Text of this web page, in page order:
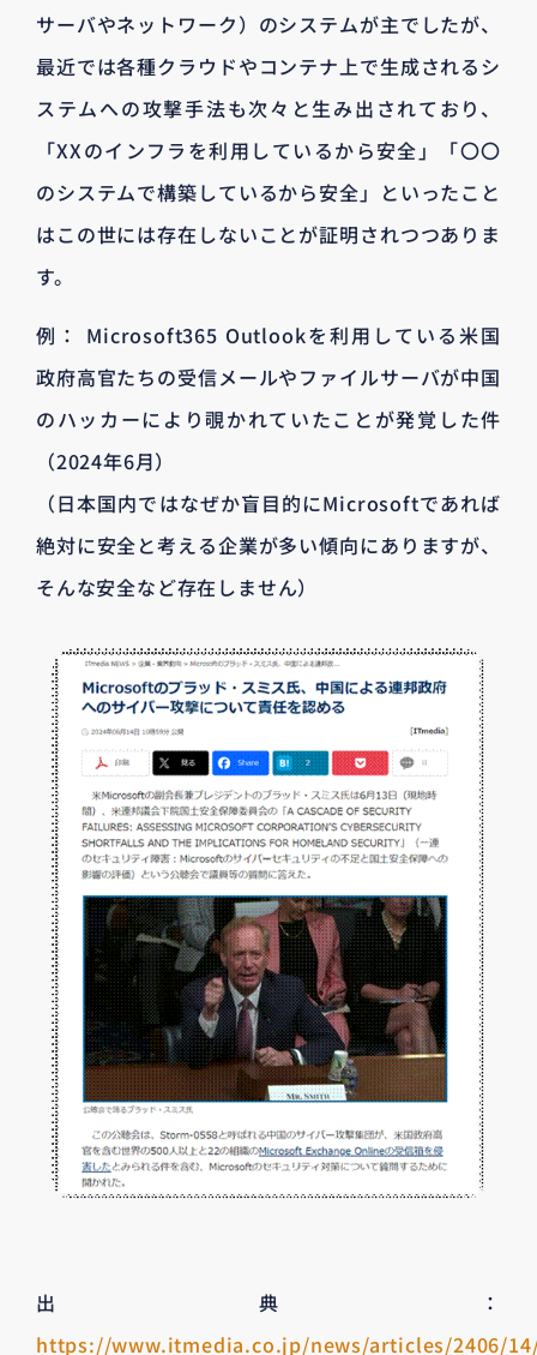
サーバやネットワーク）のシステムが主でしたが、
最近では各種クラウドやコンテナ上で生成されるシ
ステムへの攻撃手法も次々と生み出されており、
「XXのインフラを利用しているから安全」「〇〇
のシステムで構築しているから安全」といったこと
はこの世には存在しないことが証明されつつありま
す。
例： Microsoft365 Outlookを利用している米国
政府高官たちの受信メールやファイルサーバが中国
のハッカーにより覗かれていたことが発覚した件
（2024年6月）
（日本国内ではなぜか盲目的にMicrosoftであれば
絶対に安全と考える企業が多い傾向にありますが、
そんな安全など存在しません）
出典：
https://www.itmedia.co.jp/news/articles/2406/